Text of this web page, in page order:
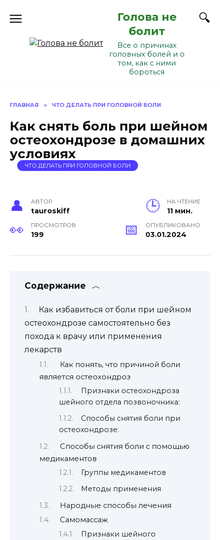
Голова не
болит
Все о причинах
головных болей и о
том, как с ними
бороться
ГЛАВНАЯ » ЧТО ДЕЛАТЬ ПРИ ГОЛОВНОЙ БОЛИ
Как снять боль при шейном
остеохондрозе в домашних
условиях
ЧТО ДЕЛАТЬ ПРИ ГОЛОВНОЙ БОЛИ
АВТОР
tauroskiff
НА ЧТЕНИЕ
11 мин.
ПРОСМОТРОВ
199
ОПУБЛИКОВАНО
03.01.2024
Содержание
Как избавиться от боли при шейном
остеохондрозе самостоятельно без
похода к врачу или применения
лекарств
Как понять, что причиной боли
является остеохондроз
Признаки остеохондроза
шейного отдела позвоночника:
Способы снятия боли при
остеохондрозе:
Способы снятия боли с помощью
медикаментов
Группы медикаментов
Методы применения
Народные способы лечения
Самомассаж
Признаки шейного